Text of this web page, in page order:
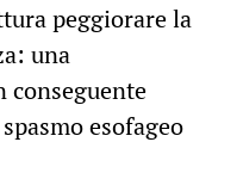
peggiorare la
una
conseguente
esofageo